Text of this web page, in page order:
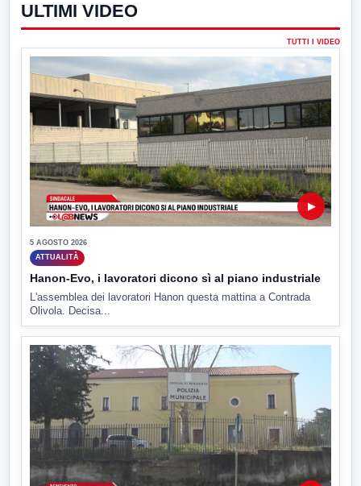
ULTIMI VIDEO
TUTTI I VIDEO
▶
5 AGOSTO 2026
ATTUALITÀ
Hanon-Evo, i lavoratori dicono sì al piano industriale
L'assemblea dei lavoratori Hanon questa mattina a Contrada
Olivola. Decisa...